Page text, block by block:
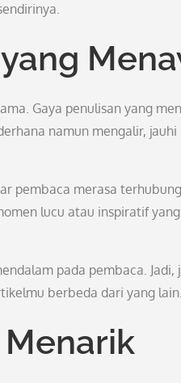
Gaya penulisan yang
namun mengalir,
pembaca merasa
lucu atau inspiratif
pada pembaca.
berbeda dari yang lain.